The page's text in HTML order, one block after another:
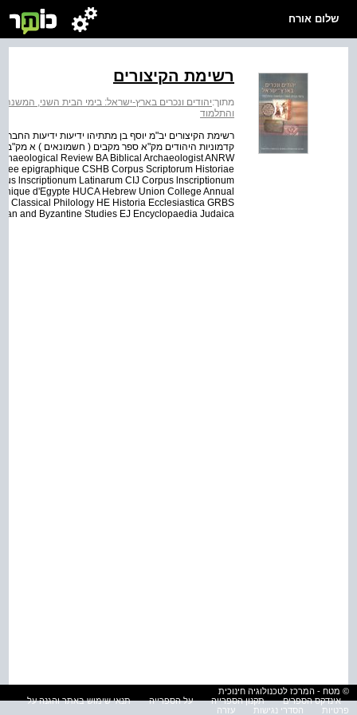
שלום אורח
רשימת הקיצורים
מתוך:יהודים ונכרים בארץ-ישראל: בימי הבית השני, המשנה
והתלמוד
Review BA Biblical Archaeologist ANRW
epigraphique CSHB Corpus Scriptorum Historiae
lnscriptionum Latinarum CIJ Corpus lnscriptionum
d'Egypte HUCA Hebrew Union College Annual
Classical Philology HE Historia Ecclesiastica GRBS
and Byzantine Studies EJ Encyclopaedia Judaica
© מטח - המרכז לטכנולוגיה חינוכית
אינדקס הספרים
תקנון הספרייה על הספרייה
תנאי שימוש באתר והגנה על
פרטיות
הסדרי נגישות עזרה